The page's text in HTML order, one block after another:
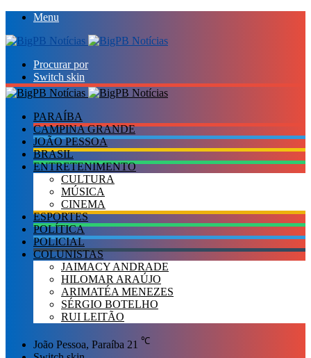
Menu
Procurar por
Switch skin
PARAÍBA
CAMPINA GRANDE
JOÃO PESSOA
BRASIL
ENTRETENIMENTO
CULTURA
MÚSICA
CINEMA
ESPORTES
POLÍTICA
POLICIAL
COLUNISTAS
JAIMACY ANDRADE
HILOMAR ARAÚJO
ARIMATÉA MENEZES
SÉRGIO BOTELHO
RUI LEITÃO
João Pessoa, Paraíba 21 ℃